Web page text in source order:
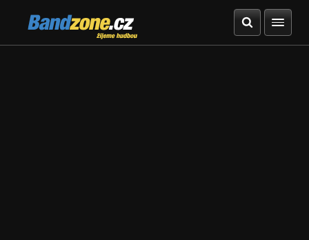
Bandzone.cz
žijeme hudbou